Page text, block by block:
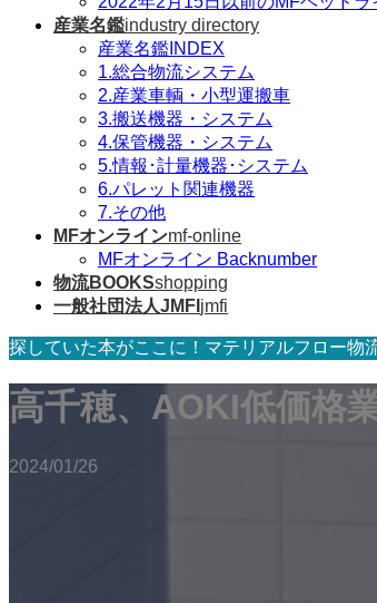
産業名鑑industry directory
産業名鑑INDEX
1.総合物流システム
2.産業車輌・小型運搬車
3.搬送機器・システム
4.保管機器・システム
5.情報･計量機器･システム
6.パレット関連機器
7.その他
MFオンラインmf-online
MFオンライン Backnumber
物流BOOKSshopping
一般社団法人JMFI jmfi
探していた本がここに！マテリアルフロー物
高千穂、AOKI低価格
2024/01/26